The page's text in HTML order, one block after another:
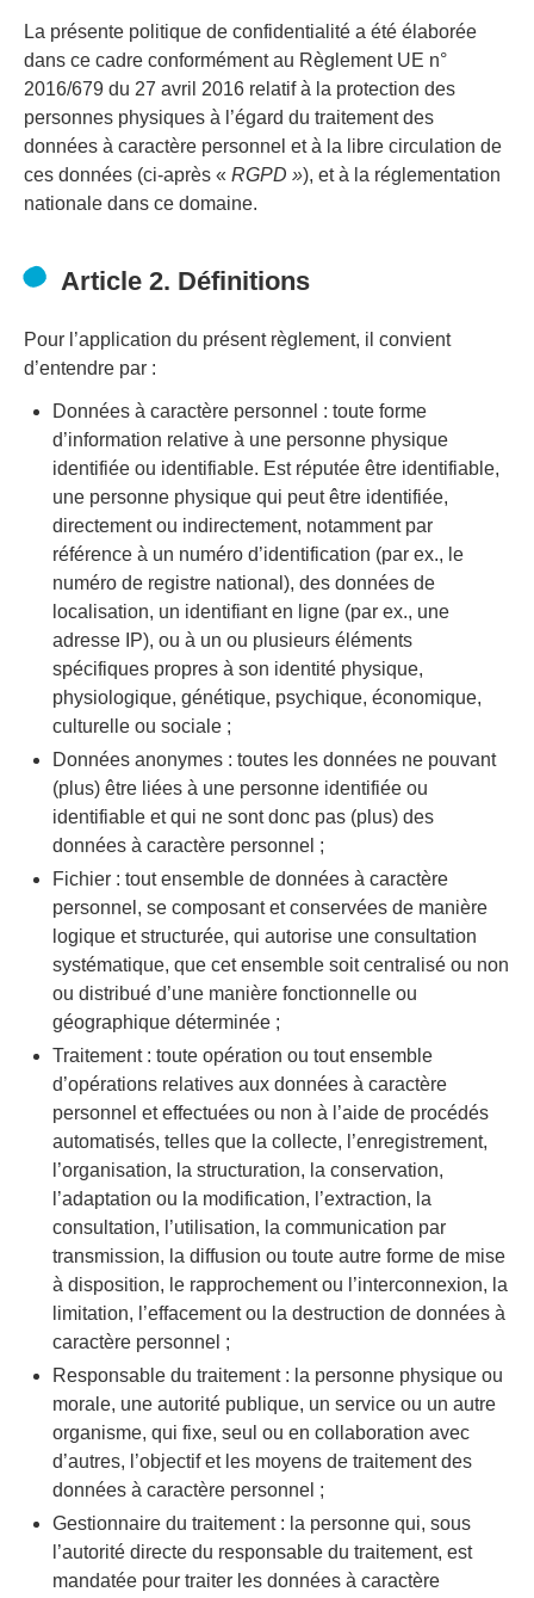
La présente politique de confidentialité a été élaborée
dans ce cadre conformément au Règlement UE n°
2016/679 du 27 avril 2016 relatif à la protection des
personnes physiques à l’égard du traitement des
données à caractère personnel et à la libre circulation de
ces données (ci-après « RGPD »), et à la réglementation
nationale dans ce domaine.
Article 2. Définitions
Pour l’application du présent règlement, il convient
d’entendre par :
Données à caractère personnel : toute forme
d’information relative à une personne physique
identifiée ou identifiable. Est réputée être identifiable,
une personne physique qui peut être identifiée,
directement ou indirectement, notamment par
référence à un numéro d’identification (par ex., le
numéro de registre national), des données de
localisation, un identifiant en ligne (par ex., une
adresse IP), ou à un ou plusieurs éléments
spécifiques propres à son identité physique,
physiologique, génétique, psychique, économique,
culturelle ou sociale ;
Données anonymes : toutes les données ne pouvant
(plus) être liées à une personne identifiée ou
identifiable et qui ne sont donc pas (plus) des
données à caractère personnel ;
Fichier : tout ensemble de données à caractère
personnel, se composant et conservées de manière
logique et structurée, qui autorise une consultation
systématique, que cet ensemble soit centralisé ou non
ou distribué d’une manière fonctionnelle ou
géographique déterminée ;
Traitement : toute opération ou tout ensemble
d’opérations relatives aux données à caractère
personnel et effectuées ou non à l’aide de procédés
automatisés, telles que la collecte, l’enregistrement,
l’organisation, la structuration, la conservation,
l’adaptation ou la modification, l’extraction, la
consultation, l’utilisation, la communication par
transmission, la diffusion ou toute autre forme de mise
à disposition, le rapprochement ou l’interconnexion, la
limitation, l’effacement ou la destruction de données à
caractère personnel ;
Responsable du traitement : la personne physique ou
morale, une autorité publique, un service ou un autre
organisme, qui fixe, seul ou en collaboration avec
d’autres, l’objectif et les moyens de traitement des
données à caractère personnel ;
Gestionnaire du traitement : la personne qui, sous
l’autorité directe du responsable du traitement, est
mandatée pour traiter les données à caractère